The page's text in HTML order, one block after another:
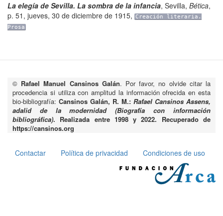
La elegía de Sevilla. La sombra de la infancia, Sevilla, Bética,
p. 51 , jueves, 30 de diciembre de 1915,
Creación literaria.
Prosa
© Rafael Manuel Cansinos Galán. Por favor, no olvide citar la
procedencia si utiliza con amplitud la información ofrecida en esta
bio-bibliografía: Cansinos Galán, R. M.: Rafael Cansinos Assens,
adalid de la modernidad (Biografía con información
bibliográfica). Realizada entre 1998 y 2022. Recuperado de
https://cansinos.org
Pie
Contactar Política de privacidad Condiciones de uso